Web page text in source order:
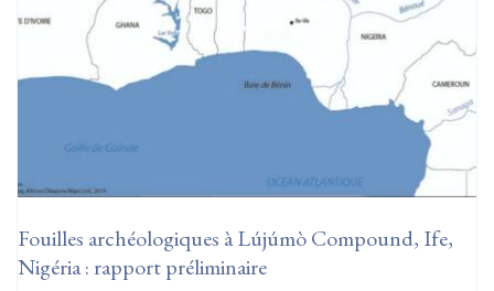
Fouilles archéologiques à Lújúmò Compound, Ife,
Nigéria : rapport préliminaire